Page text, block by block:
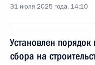
31 июля 2025 года, 14:10
Установлен
сбора на